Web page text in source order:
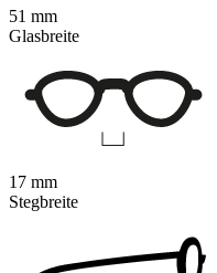
51 mm
Glasbreite
17 mm
Stegbreite